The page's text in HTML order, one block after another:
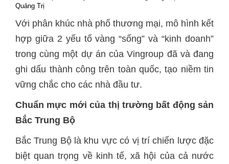
Quảng Trị
Với phân khúc nhà phố thương mại, mô hình kết
hợp giữa 2 yếu tố vàng “sống” và “kinh doanh”
trong cùng một dự án của Vingroup đã và đang
ghi dấu thành công trên toàn quốc, tạo niềm tin
vững chắc cho các nhà đầu tư.
Chuẩn mực mới của thị trường bất động sản
Bắc Trung Bộ
Bắc Trung Bộ là khu vực có vị trí chiến lược đặc
biệt quan trọng về kinh tế, xã hội của cả nước